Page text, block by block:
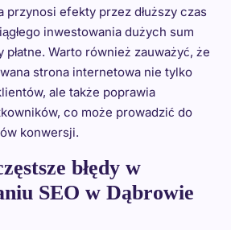
przynosi efekty przez dłuższy czas
inwestowania dużych sum
płatne. Warto również zauważyć, że
strona internetowa nie tylko
ale także poprawia
co może prowadzić do
konwersji.
błędy w
SEO w Dąbrowie